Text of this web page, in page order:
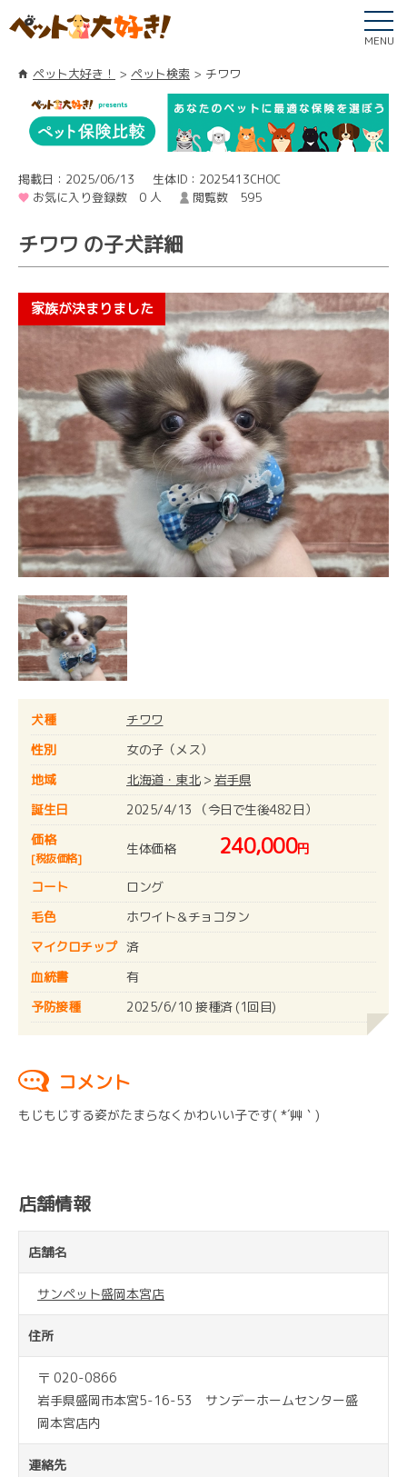
MENU
ペット大好き！ ペット検索 チワワ
掲載日：2025/06/13
生体ID：2025413CHOC
お気に入り登録数 0 人
閲覧数 595
チワワ の子犬詳細
犬種
チワワ
性別
女の子（メス）
地域
北海道・東北> 岩手県
誕生日
2025/4/13 （今日で生後482日）
価格
[税抜価格]
生体価格 240,000円
コート
ロング
毛色
ホワイト＆チョコタン
マイクロチップ 済
血統書
有
予防接種
2025/6/10 接種済 (1回目)
コメント
もじもじする姿がたまらなくかわいい子です( *´艸｀)
店舗情報
店舗名
サンペット盛岡本宮店
住所
〒 020-0866
岩手県盛岡市本宮5-16-53 サンデーホームセンター盛
岡本宮店内
連絡先